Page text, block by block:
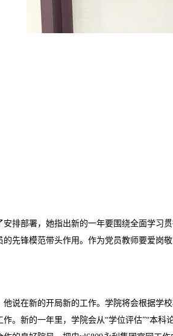
排部署，她指出新的一年要围绕全面学习
先锋模范带头作用。作为党员教师要爱岗
说在新的开局新的工作。学院将会根据学
。新的一年里，学院会从“学位评估”“本科